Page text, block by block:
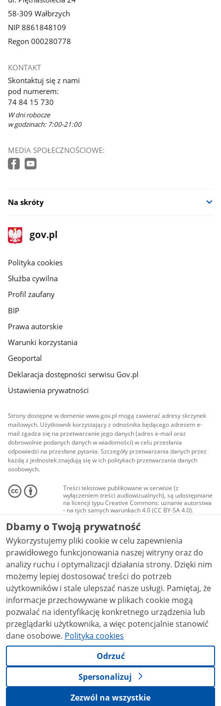
58-309 Wałbrzych
NIP 8861848109
Regon 000280778
KONTAKT
Skontaktuj się z nami
pod numerem:
74 84 15 730
W dni robocze
w godzinach: 7:00-21:00
MEDIA SPOŁECZNOŚCIOWE:
Na skróty
stopka
gov.pl
Strona
gov.pl
gov.pl
Polityka cookies
Służba cywilna
Profil zaufany
BIP
Prawa autorskie
Warunki korzystania
Geoportal
Deklaracja dostępności serwisu Gov.pl
Ustawienia prywatności
Strony dostępne w domenie www.gov.pl mogą zawierać adresy skrzynek
mailowych. Użytkownik korzystający z odnośnika będącego adresem e-
mail zgadza się na przetwarzanie jego danych (adres e-mail oraz
dobrowolnie podanych danych w wiadomości) w celu przesłania
odpowiedzi na przesłane pytania. Szczegóły przetwarzania danych przez
każdą z jednostek znajdują się w ich politykach przetwarzania danych
osobowych.
Treści tekstowe publikowane w serwisie (z
wyłączeniem treści audiowizualnych), są udostępniane
na licencji typu Creative Commons: uznanie autorstwa
- na tych samych warunkach 4.0 (CC BY-SA 4.0).
Materiały audiowizualne, w tym zdjęcia, materiały
audio i wideo, są udostępniane na licencji typu
Creative Commons: uznanie autorstwa użycie
niekomercyjne - bez utworów zależnych 4.0 (CC BY-
NC-ND 4.0), o ile nie jest to stwierdzone inaczej.
Dbamy o Twoją prywatność
Wykorzystujemy pliki cookie w celu zapewnienia
prawidłowego funkcjonowania naszej witryny oraz do
analizy ruchu i optymalizacji działania strony. Dzięki nim
możemy lepiej dostosować treści do potrzeb
użytkowników i stale ulepszać nasze usługi. Pamiętaj, że
informacje przechowywane w plikach cookie mogą
pozwalać na identyfikację konkretnego urządzenia lub
przeglądarki użytkownika, a więc potencjalnie stanowić
dane osobowe. Polityka cookies
Odrzuć
Spersonalizuj
Zezwól na wszystkie